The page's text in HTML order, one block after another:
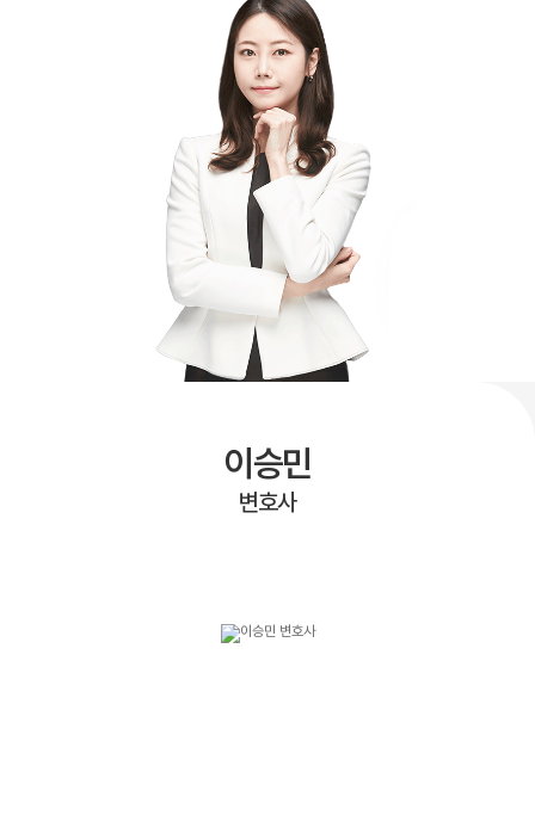
이승민
변호사